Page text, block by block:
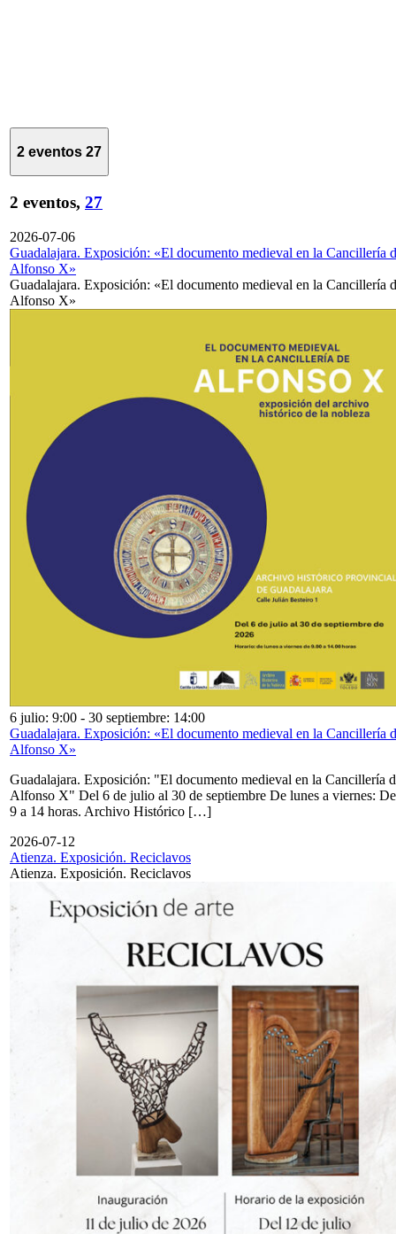
2 eventos 27
2 eventos, 27
2026-07-06
Guadalajara. Exposición: «El documento medieval en la Cancillería
Alfonso X»
Guadalajara. Exposición: «El documento medieval en la Cancillería
Alfonso X»
6 julio: 9:00 - 30 septiembre: 14:00
Guadalajara. Exposición: «El documento medieval en la Cancillería
Alfonso X»
Guadalajara. Exposición: "El documento medieval en la Cancillería
Alfonso X" Del 6 de julio al 30 de septiembre De lunes a viernes: De
9 a 14 horas. Archivo Histórico […]
2026-07-12
Atienza. Exposición. Reciclavos
Atienza. Exposición. Reciclavos